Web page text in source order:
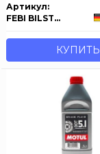
Артикул:
FEBI BILSTEIN
КУПИТЬ